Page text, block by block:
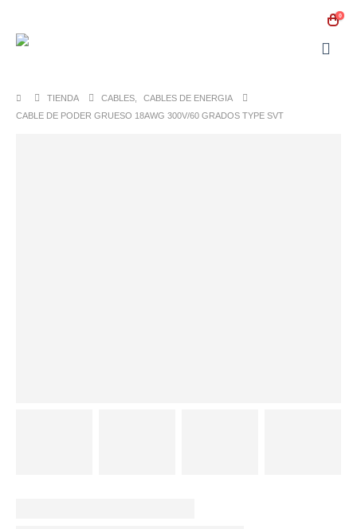
0
TIENDA CABLES
CABLES DE ENERGIA
CABLE DE PODER GRUESO 18AWG 300V/60 GRADOS TYPE SVT